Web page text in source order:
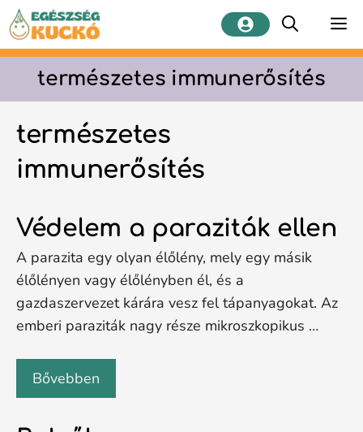
Kilépés
tartalomba
természetes immunerősítés
természetes
immunerősítés
Védelem a paraziták ellen
A parazita egy olyan élőlény, mely egy másik
élőlényen vagy élőlényben él, és a
gazdaszervezet kárára vesz fel tápanyagokat. Az
emberi paraziták nagy része mikroszkopikus …
Bővebben